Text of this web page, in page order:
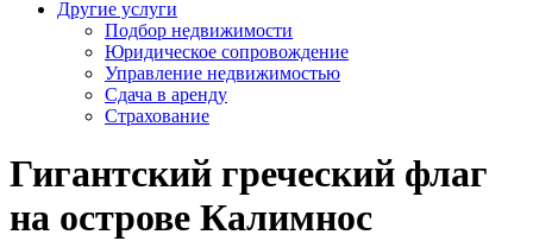
Другие услуги
Подбор недвижимости
Юридическое сопровождение
Управление недвижимостью
Сдача в аренду
Страхование
Гигантский греческий флаг
на острове Калимнос